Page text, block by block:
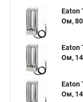
Eaton
Ом,
Eaton
Ом,
Eaton
Ом,